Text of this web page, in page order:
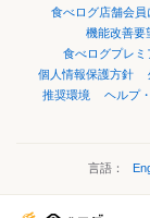
食べログ店舗会員
機能改善要
食べログプレミ
個人情報保護方針
推奨環境
ヘルプ
言語：